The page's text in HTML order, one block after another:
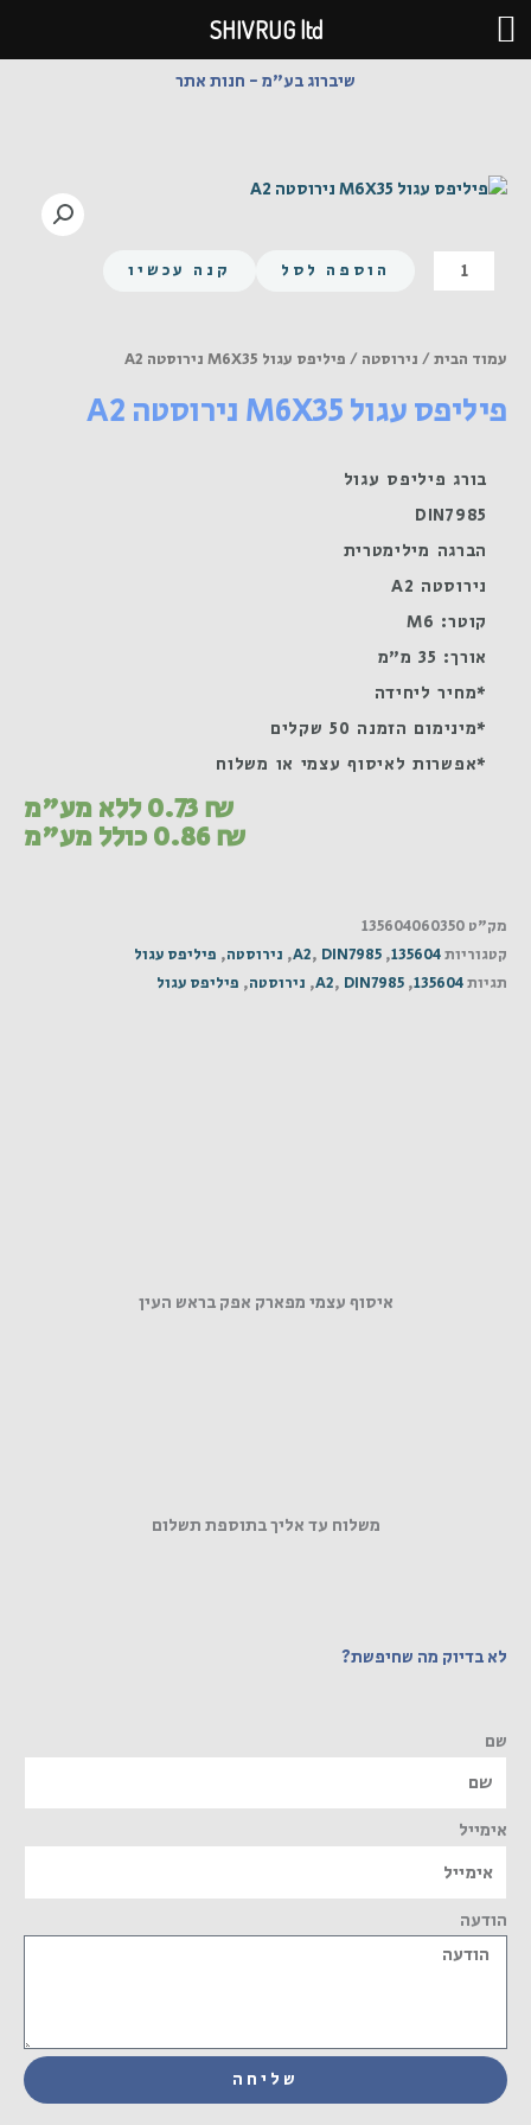
דילוג
לתוכן
שיברוג בע"מ - חנות אתר
כמות
של
נירוסטה
הוספה לסל קנה עכשיו
עמוד הבית/ נירוסטה / פיליפס עגול M6X35 נירוסטה A2
פיליפס עגול M6X35 נירוסטה A2
בורג פיליפס עגול
DIN7985
הברגה מילימטרית
נירוסטה A2
קוטר: M6
אורך: 35 מ"מ
*מחיר ליחידה
*מינימום הזמנה 50 שקלים
*אפשרות לאיסוף עצמי או משלוח
0.73₪ ללא מע"מ
0.86₪ כולל מע"מ
מק"ט 135604060350
קטגוריות135604
,
A2, DIN7985
, נירוסטה, פיליפס עגול
תגיות135604
,
A2, DIN7985
, נירוסטה, פיליפס עגול
איסוף עצמי מפארק אפק בראש העין
משלוח עד אליך בתוספת תשלום
לא בדיוק מה שחיפשת?
שם
אימייל
הודעה
שליחה
SHIVRUG ltd